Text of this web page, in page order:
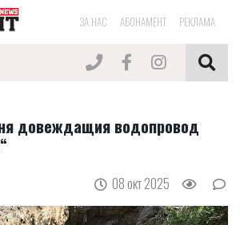
ЗА НАС АБОНАМЕНТ РЕКЛАМА
довеждащия водопровод
08 окт 2025